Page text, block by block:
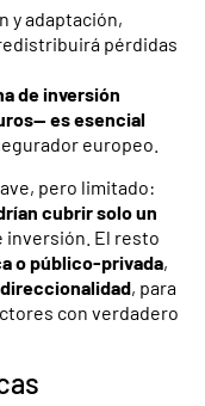
y adaptación,
pérdidas
de inversión
es esencial
europeo.
pero limitado:
cubrir solo un
inversión. El resto
o público-privada,
, para
con verdadero